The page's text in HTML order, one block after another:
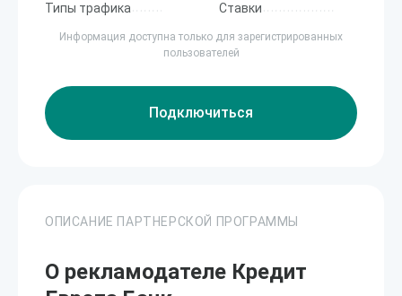
Типы трафика Ставки
Информация доступна только для зарегистрированных
пользователей
Подключиться
ОПИСАНИЕ ПАРТНЕРСКОЙ ПРОГРАММЫ
О рекламодателе Кредит